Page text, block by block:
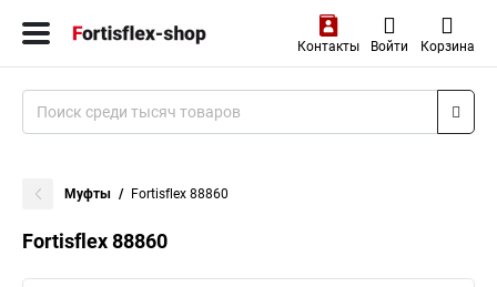
Контакты Войти Корзина
Муфты Fortisflex 88860
Fortisflex 88860